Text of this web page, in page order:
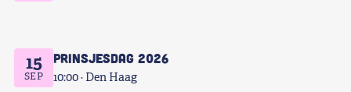
15
SEP
Prinsjesdag 2026
10:00 Den Haag